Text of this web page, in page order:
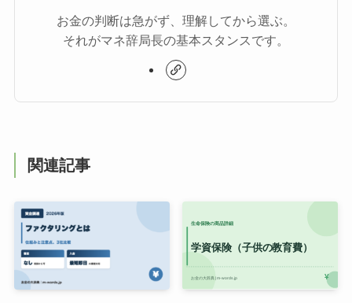
お金の判断は急がず、理解してから選ぶ。
それがマネ辞局長の基本スタンスです。
関連記事